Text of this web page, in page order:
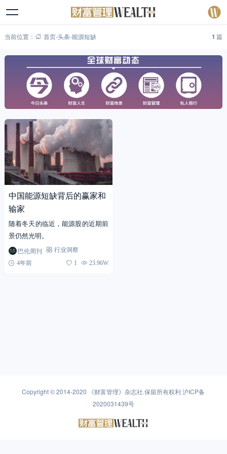
当前位置： 首页-头条-能源短缺 1 篇
中国能源短缺背后的赢家和
输家
随着冬天的临近，能源股的近期前
景仍然光明。
巴伦周刊
行业洞察
4年前
1 23.96W
Copyright © 2014-2020 《财富管理》杂志社.保留所有权利沪ICP备
2020031439号